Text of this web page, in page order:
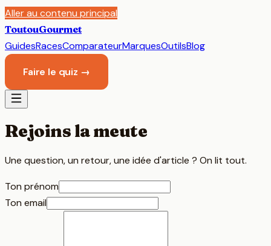
Aller au contenu principal
ToutouGourmet
GuidesRacesComparateurMarquesOutilsBlog
Faire le quiz →
Rejoins la meute
Une question, un retour, une idée d'article ? On lit tout.
Ton prénom
Ton email